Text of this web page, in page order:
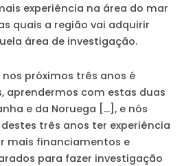
experiência na área do mar
quais a região vai adquirir
área de investigação.
nos próximos três anos é
aprendermos com estas duas
e da Noruega […], e nós
três anos ter experiência
mais financiamentos e
para fazer investigação